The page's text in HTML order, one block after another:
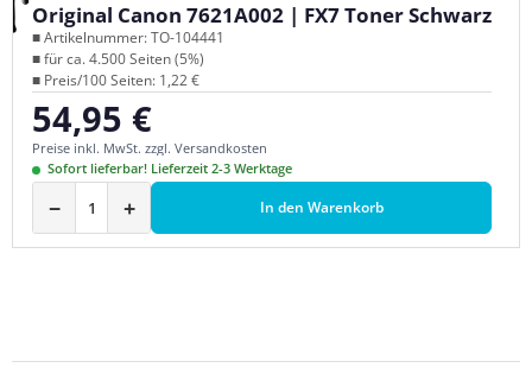
Original Canon 7621A002 | FX7 Toner Schwarz
■ Artikelnummer: TO-104441
■ für ca. 4.500 Seiten (5%)
■ Preis/100 Seiten: 1,22 €
Regulärer Preis:
54,95 €
Preise inkl. MwSt. zzgl. Versandkosten
Sofort lieferbar! Lieferzeit 2-3 Werktage
− + In den Warenkorb